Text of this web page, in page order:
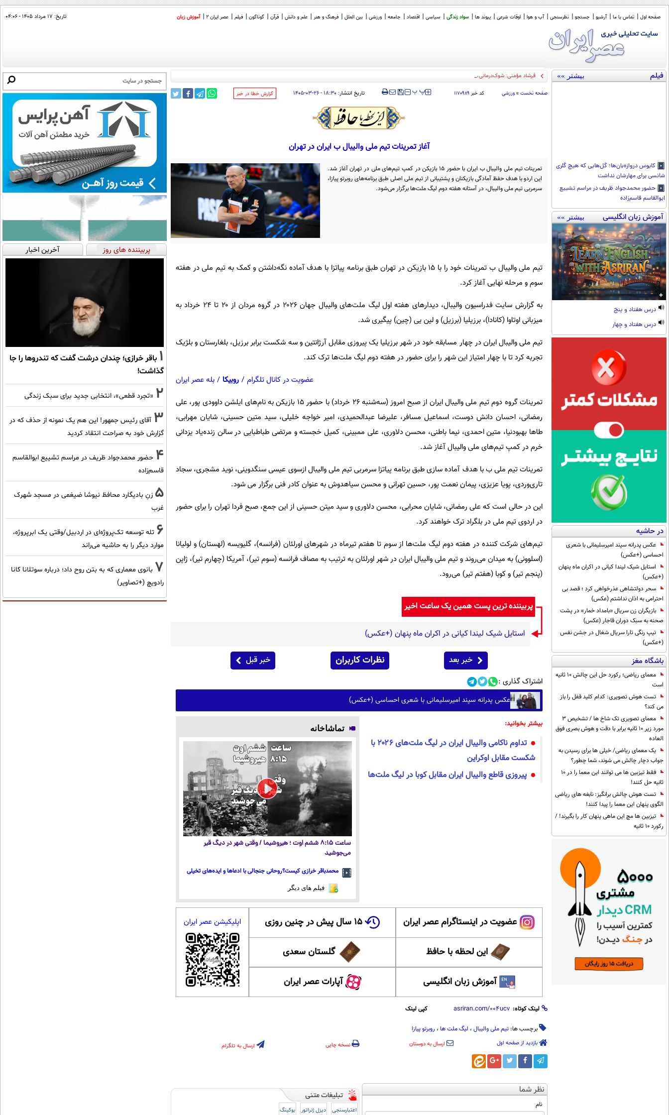
صفحه اول تماس با ما آرشیو جستجو نظرسنجی آب و هوا اوقات شرعی پیوند ها سواد زندگی سیاسی اقتصاد جامعه ورزشی بین الملل فرهنگ و هنر علم و دانش قرآن گوناگون فیلم عصر ایران 2 آموزش زبان تاریخ: ۱۷ مرداد ۱۴۰۵ - ۰۴:۰۶
فیلم بیشتر »»
کابوس دروازه‌بان‌ها؛ گل‌هایی که هیچ گلری
شانسی برای مهارشان نداشت
حضور محمدجواد ظریف در مراسم تشییع
ابوالقاسم قاسم‌زاده
آموزش زبان انگلیسی بیشتر »»
درس هفتاد و پنج
درس هفتاد و چهار
در حاشیه
عکس پدرانه سپند امیرسلیمانی با شعری
احساسی (+عکس)
استایل شیک لیندا کیانی در اکران ماه پنهان
(+عکس)
سحر دولتشاهی عذرخواهی کرد ؛ قصد بی
احترامی به اذان نداشتم (عکس)
بازیگران زن سریال «بامداد خمار» در پشت
صحنه به سبک دوران قاجار (عکس)
تیپ رنگی تارا سریال شغال در جشن نفس
(+عکس)
باشگاه مغز
معمای ریاضی؛ رکورد حل این چالش 10 ثانیه
است
تست هوش تصویری: کدام کلید قفل را باز
می کند؟
معمای تصویری تک شاخ ها / تشخیص 3
مورد زیر 10 ثانیه برابر با دقت و هوش بصری فوق
العاده
یک معمای ریاضی/ خیلی ها برای رسیدن به
جواب دچار چالش می شوند، شما چطور؟
فقط تیزبین ها می توانند این معما را در 10
ثانیه حل کنند!
تست هوش چالش برانگیز: نابغه های ریاضی
الگوی پنهان این معما را پیدا کنند!
تیزبین ها مچ این ماهی پنهان کار را بگیرند! /
رکورد 10 ثانیه
فرشاد مؤمنی: شوک‌درمانی، اقتصاد ایران
صفحه نخست » ورزشی کد خبر ۱۱۷۰۹۸۹ ‍‍‍ پ پ تاریخ انتشار: ۱۸:۳۰ - ۲۶-۰۳-۱۴۰۵ ‌گزارش خطا در خبر
آغاز تمرینات تیم ملی والیبال ب ایران در تهران
تمرینات تیم ملی والیبال ب ایران با حضور ۱۵ بازیکن در کمپ تیم‌های ملی در تهران آغاز شد.
این اردو با هدف حفظ آمادگی بازیکنان و پشتیبانی از تیم ملی اصلی طبق برنامه‌های روبرتو پیازا،
سرمربی تیم ملی والیبال، در آستانه هفته دوم لیگ ملت‌ها برگزار می‌شود.
تیم ملی والیبال ب تمرینات خود را با ۱۵ بازیکن در تهران طبق برنامه پیاتزا با هدف آماده نگه‌داشتن و کمک به تیم ملی در هفته
سوم و مرحله نهایی آغاز کرد.
به گزارش سایت فدراسیون والیبال، دیدارهای هفته اول لیگ ملت‌های والیبال جهان ۲۰۲۶ در گروه مردان از ۲۰ تا ۲۴ خرداد به
میزبانی اوتاوا (کانادا)، برزیلیا (برزیل) و لین یی (چین) پیگیری شد.
تیم ملی والیبال ایران در چهار مسابقه خود در شهر برزیلیا یک پیروزی مقابل آرژانتین و سه شکست برابر برزیل، بلغارستان و بلژیک
تجربه کرد تا با چهار امتیاز این شهر را برای حضور در هفته دوم لیگ ملت‌ها ترک کند.
عضویت در کانال تلگرام / روبیکا / بله عصر ایران
تمرینات گروه دوم تیم ملی والیبال ایران از صبح امروز (سه‌شنبه ۲۶ خرداد) با حضور ۱۵ بازیکن به نام‌های ایلشن داوودی پور، علی
رمضانی، احسان دانش دوست، اسماعیل مسافر، علیرضا عبدالحمیدی، امیر خواجه خلیلی، سید متین حسینی، شایان مهرابی،
طاها بهبودنیا، متین احمدی، نیما باطنی، محسن دلاوری، علی ممبینی، کمیل خجسته و مرتضی طباطبایی در سالن زنده‌یاد یزدانی
خرم در کمپ تیم‌های ملی والیبال آغاز شد.
تمرینات تیم ملی ب با هدف آماده سازی طبق برنامه پیاتزا سرمربی تیم ملی والیبال ازسوی عیسی سنگدوینی، نوید مشجری، سجاد
تاری‌وردی، پویا عزیزی، پیمان نعمت پور، حسین تهرانی و محسن سیاهدوش به عنوان کادر فنی برگزار می شود.
این در حالی است که علی رمضانی، شایان محرابی، محسن دلاوری و سید میتن حسینی از این جمع، صبح فردا تهران را برای حضور
در اردوی تیم ملی در بلگراد ترک خواهند کرد.
تیم‌های شرکت کننده در هفته دوم لیگ ملت‌ها از سوم تا هفتم تیرماه در شهرهای اورلئان (فرانسه)، گلیویسه (لهستان) و لولیانا
(اسلوونی) به میدان می‌روند و تیم ملی والیبال ایران در شهر اورلئان به ترتیب به مصاف فرانسه (سوم تیر)، آمریکا (چهارم تیر)، ژاپن
(پنجم تیر) و کوبا (هفتم تیر) می‌رود.
پربیننده ترین پست همین یک ساعت اخیر
استایل شیک لیندا کیانی در اکران ماه پنهان (+عکس)
خبر بعد نظرات کاربران خبر قبل
اشتراک گذاری :
عکس پدرانه سپند امیرسلیمانی با شعری احساسی (+عکس)
بیشتر بخوانید:
تداوم ناکامی والیبال ایران در لیگ ملت‌های ۲۰۲۶ با
شکست مقابل اوکراین
پیروزی قاطع والیبال ایران مقابل کوبا در لیگ ملت‌ها
تماشاخانه
ساعت ۸:۱۵ ششم اوت ؛ هیروشیما / وقتی شهر در دیگ قیر
می‌جوشید
محمدباقر خرازی کیست؟روحانی جنجالی با ادعاها و ایده‌های تخیلی
فیلم های دیگر
عضویت در اینستاگرام عصر ایران ۱۵ سال پیش در چنین روزی
این لحظه با حافظ گلستان سعدی
آموزش زبان انگلیسی آپارات عصر ایران
اپلیکیشن عصر ایران
لینک کوتاه: کپی لینک
برچسب ها: تیم ملی والیبال ، لیگ ملت ها ، روبرتو پیازا
بازدید از صفحه اول ارسال به دوستان نسخه چاپی ارسال به تلگرام
نظر شما
نام
اعتبارسنجی دیزل ژنراتور بوکینگ
پربیننده های روز آخرین اخبار
1 باقر خرازی؛ چندان درشت گفت که تندروها را جا
گذاشت!
2 «تجرد قطعی»، انتخابی جدید برای سبک زندگی
3 آقای رئیس جمهور! این هم یک نمونه از حذف که در
گزارش خود به صراحت انتقاد کردید
4 حضور محمدجواد ظریف در مراسم تشییع ابوالقاسم
قاسم‌زاده
5 زنِ بادیگارد محافظ نیوشا ضیغمی در مسجد شهرک
غرب
6 تله توسعه تک‌پروژه‌ای در اردبیل/وقتی یک ابرپروژه،
موارد دیگر را به حاشیه می‌راند
7 بانوی معماری که به بتن روح داد؛ درباره سوتلانا کانا
رادویچ (+تصاویر)